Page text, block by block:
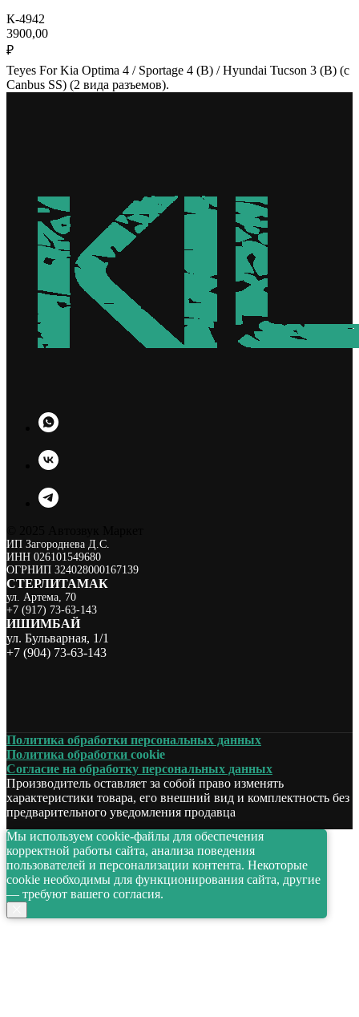
К-4942
3900,00
₽
Teyes For Kia Optima 4 / Sportage 4 (B) / Hyundai Tucson 3 (B) (c
Canbus SS) (2 вида разъемов).
ИП Загороднева Д.С.
ИНН 026101549680
ОГРНИП 324028000167139
СТЕРЛИТАМАК
ул. Артема, 70
+7 (917) 73-63-143
ИШИМБА Й
ул. Бульварная, 1/1
+7 (904) 73-63-143
Политика обработки персональных данных
Политика обработки cookie
Согласие на обработку персональных данных
Производитель оставляет за собой право изменять
характеристики товара, его внешний вид и комплектность без
предварительного уведомления продавца
Мы используем cookie-файлы для обеспечения
корректной работы сайта, анализа поведения
пользователей и персонализации контента. Некоторые
cookie необходимы для функционирования сайта, другие
— требуют вашего согласия.